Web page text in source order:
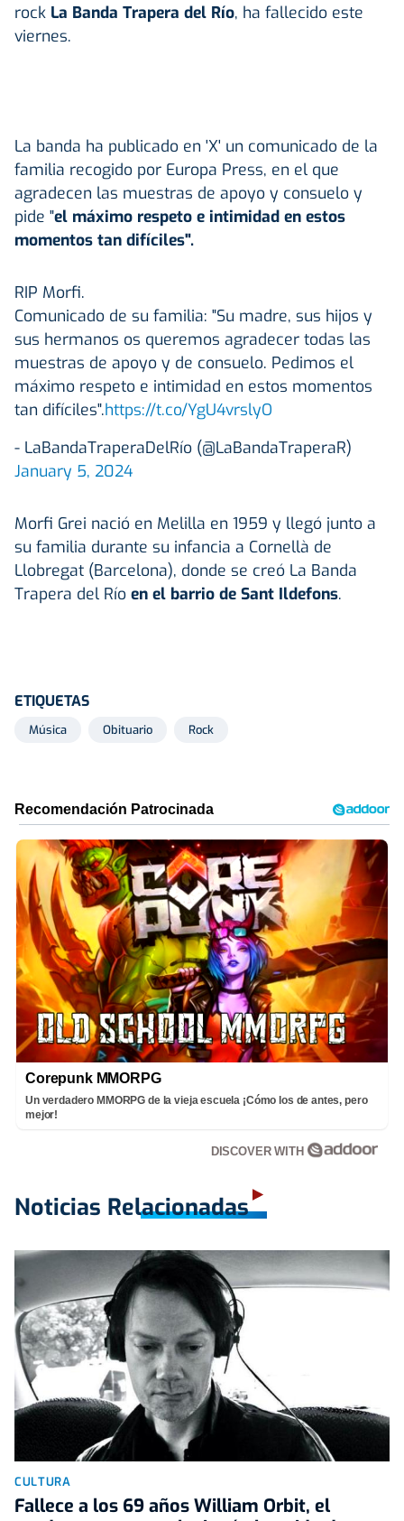
rock La Banda Trapera del Río, ha fallecido este
viernes.
La banda ha publicado en 'X' un comunicado de la
familia recogido por Europa Press, en el que
agradecen las muestras de apoyo y consuelo y
pide "el máximo respeto e intimidad en estos
momentos tan difíciles".
RIP Morfi.
Comunicado de su familia: "Su madre, sus hijos y
sus hermanos os queremos agradecer todas las
muestras de apoyo y de consuelo. Pedimos el
máximo respeto e intimidad en estos momentos
tan difíciles".https://t.co/YgU4vrslyO
- LaBandaTraperaDelRío (@LaBandaTraperaR)
January 5, 2024
Morfi Grei nació en Melilla en 1959 y llegó junto a
su familia durante su infancia a Cornellà de
Llobregat (Barcelona), donde se creó La Banda
Trapera del Río en el barrio de Sant Ildefons.
ETIQUETAS
Música Obituario Rock
Corepunk MMORPG
Un verdadero MMORPG de la vieja escuela ¡Cómo los de antes, pero
mejor!
DISCOVER WITH
Noticias Relacionadas
CULTURA
Fallece a los 69 años William Orbit, el